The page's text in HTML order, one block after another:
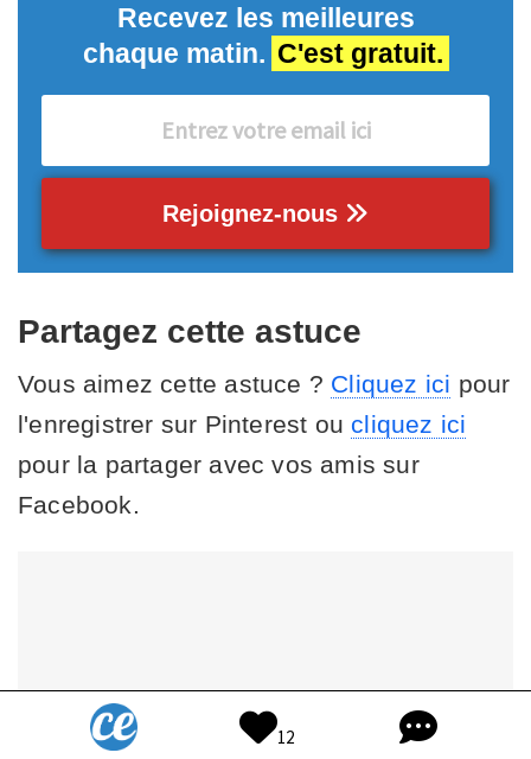
Recevez les meilleures
chaque matin. C'est gratuit.
Rejoignez-nous
Partagez cette astuce
Vous aimez cette astuce ? Cliquez ici pour
l'enregistrer sur Pinterest ou cliquez ici
pour la partager avec vos amis sur
Facebook.
12